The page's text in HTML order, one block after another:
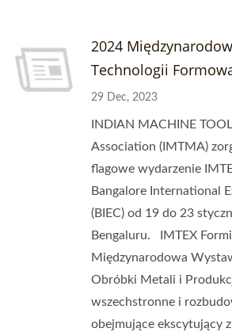
2024
Technologii
29 Dec, 2023
INDIAN MACHINE
Association (IMTMA)
flagowe wydarzenie
Bangalore International
(BIEC) od 19 do 23
Bengaluru. IMTEX
Międzynarodowa
Obróbki Metali i
wszechstronne i
obejmujące ekscytujący